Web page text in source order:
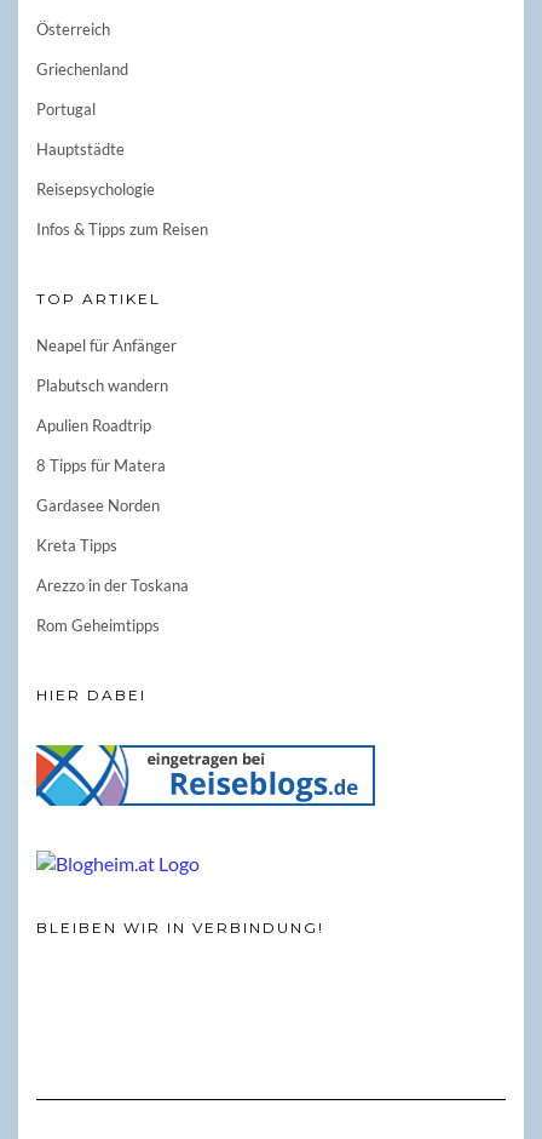
Österreich
Griechenland
Portugal
Hauptstädte
Reisepsychologie
Infos & Tipps zum Reisen
TOP ARTIKEL
Neapel für Anfänger
Plabutsch wandern
Apulien Roadtrip
8 Tipps für Matera
Gardasee Norden
Kreta Tipps
Arezzo in der Toskana
Rom Geheimtipps
HIER DABEI
BLEIBEN WIR IN VERBINDUNG!